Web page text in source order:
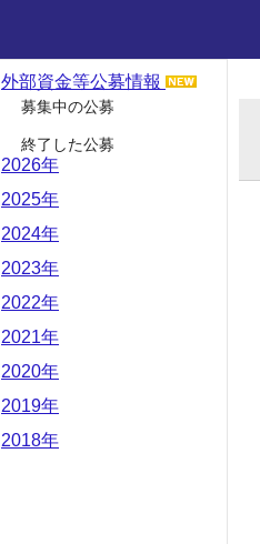
外部資金等公募情報
募集中の公募
終了した公募
2026年
2025年
2024年
2023年
2022年
2021年
2020年
2019年
2018年